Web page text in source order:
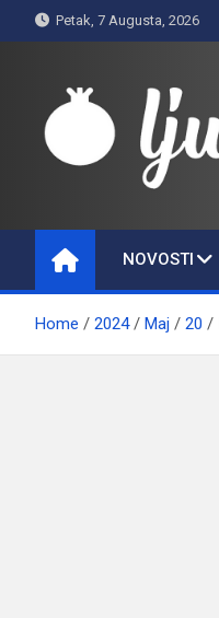
to
Petak, 7 Augusta, 2026
NOVOSTI
Home 2024 Maj 20